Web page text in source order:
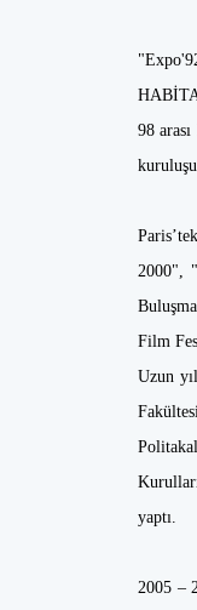
98
2000",
Film
Uzun
yaptı.
2005 –